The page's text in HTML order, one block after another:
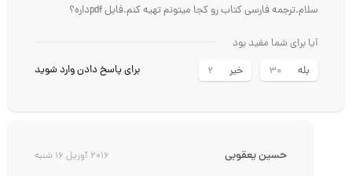
سلام.ترجمه فارسی کتاب رو کجا میتونم تهیه کنم.فایل pdfداره؟
آیا برای شما مفید بود
بله
30 خیر 2 برای پاسخ دادن وارد شوید
حسين يعقوبي 2016 آوریل 16 شنبه